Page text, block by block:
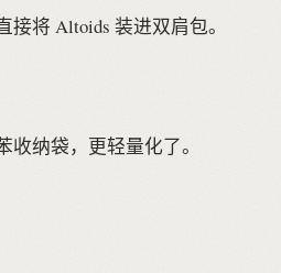
将 Altoids 装进双肩包。
纳袋，更轻量化了。